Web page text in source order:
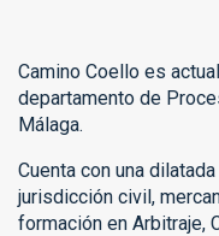
Camino Coello es
departamento de
Málaga.
Cuenta con una
jurisdicción civil,
formación en Arbitraje,